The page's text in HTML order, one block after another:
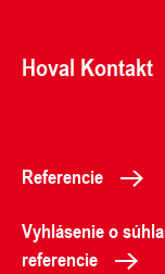
Hoval Kontakt
Referencie
Vyhlásenie o
referencie